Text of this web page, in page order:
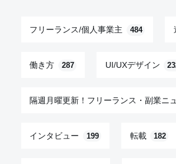
フリーランス/個人事業主 484
働き方 287 UI/UXデザイン
隔週月曜更新！フリーランス・副業ニ
インタビュー 199 転載 182